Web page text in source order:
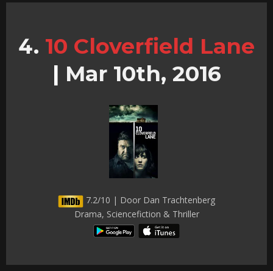
10 Cloverfield Lane
| Mar 10th, 2016
7.2/10 | Door Dan Trachtenberg
Drama, Sciencefiction & Thriller